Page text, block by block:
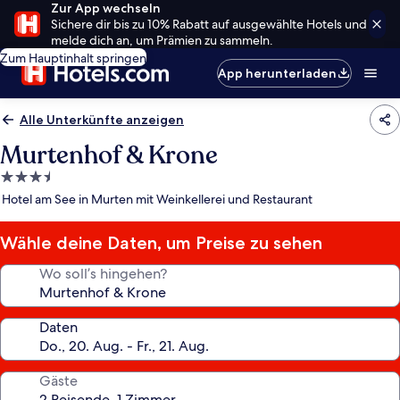
Zur App wechseln
Sichere dir bis zu 10% Rabatt auf ausgewählte Hotels und
melde dich an, um Prämien zu sammeln.
Zum Hauptinhalt springen
App herunterladen
Alle Unterkünfte anzeigen
Murtenhof & Krone
3.5-
Sterne-
Hotel am See in Murten mit Weinkellerei und Restaurant
Wähle deine Daten, um Preise zu sehen
Wo soll’s hingehen?
Daten
Gäste